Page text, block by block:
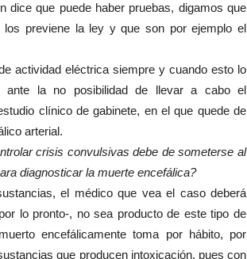
que puede haber pruebas, digamos que
previene la ley y que son por ejemplo el
actividad eléctrica siempre y cuando esto lo
ante la no posibilidad de llevar a cabo el
clínico de gabinete, en el que quede de
arterial.
crisis convulsivas debe de someterse al
diagnosticar la muerte encefálica?
el médico que vea el caso deberá
lo pronto-, no sea producto de este tipo de
encefálicamente toma por hábito, por
que producen intoxicación, pues con